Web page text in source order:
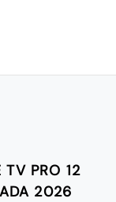
TV PRO 12
2026